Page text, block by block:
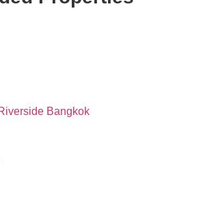
Bangkok